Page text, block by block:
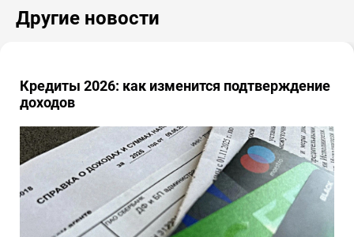
Другие новости
Кредиты 2026: как изменится подтверждение
доходов